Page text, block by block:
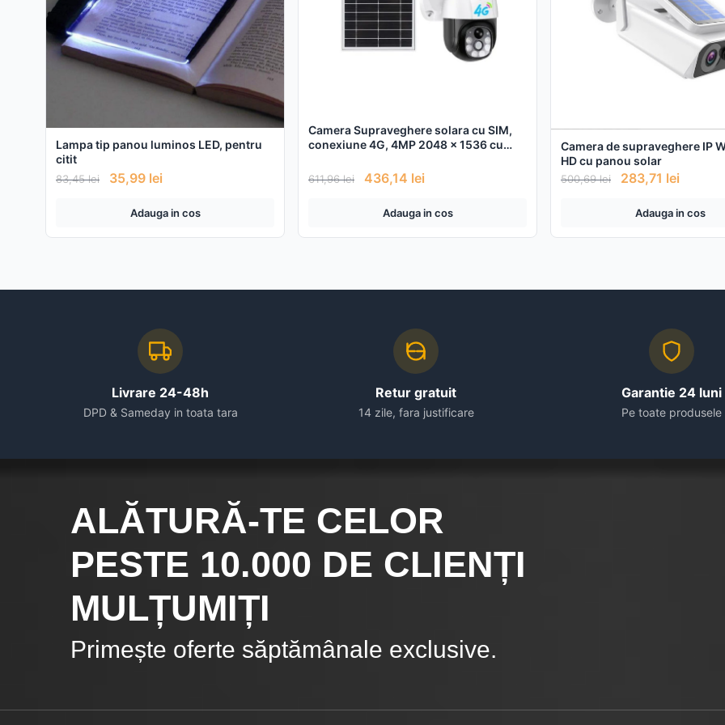
Lampa tip panou luminos LED, pentru
citit
83,45lei 35,99 lei
Adauga in cos
Camera Supraveghere solara cu SIM,
conexiune 4G, 4MP 2048 x 1536 cu
611,96lei 436,14 lei
Adauga in cos
Camera de supraveghere IP
HD cu panou solar
500,69lei 283,71 lei
Adauga in cos
Livrare 24-48h
DPD & Sameday in toata tara
Retur gratuit
14 zile, fara justificare
Garantie 24 luni
Pe toate produsele
ALĂTURĂ-TE CELOR
PESTE 10.000 DE CLIENȚI
MULȚUMIȚI
Primește oferte săptămânale exclusive.